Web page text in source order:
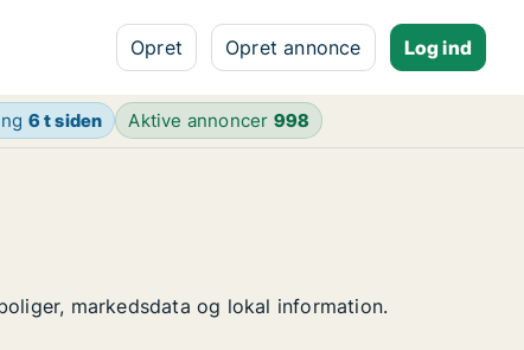
Opret Opret annonce Log ind
6 t siden Aktive annoncer 998
markedsdata og lokal information.